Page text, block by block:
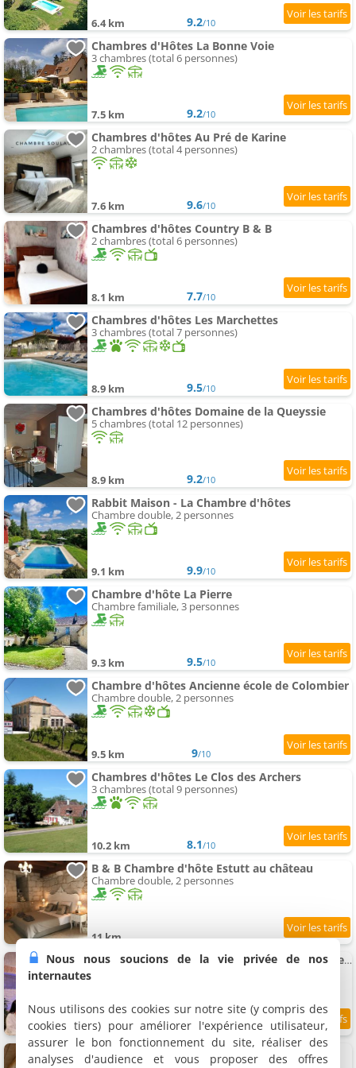
6.4 km 9.2/10
Chambres d'Hôtes La Bonne Voie
3 chambres (total 6 personnes)
7.5 km 9.2/10
Chambres d'hôtes Au Pré de Karine
2 chambres (total 4 personnes)
7.6 km 9.6/10
Chambres d'hôtes Country B & B
2 chambres (total 6 personnes)
8.1 km 7.7/10
Chambres d'hôtes Les Marchettes
3 chambres (total 7 personnes)
8.9 km 9.5/10
Chambres d'hôtes Domaine de la Queyssie
5 chambres (total 12 personnes)
8.9 km 9.2/10
Rabbit Maison - La Chambre d'hôtes
Chambre double, 2 personnes
9.1 km 9.9/10
Chambre d'hôte La Pierre
Chambre familiale, 3 personnes
9.3 km 9.5/10
Chambre d'hôtes Ancienne école de Colombier
Chambre double, 2 personnes
9.5 km 9/10
Chambres d'hôtes Le Clos des Archers
3 chambres (total 9 personnes)
10.2 km 8.1/10
B & B Chambre d'hôte Estutt au château
Chambre double, 2 personnes
11 km
Chambre d'hôtes Suite Privative spa Sauna de la Villa Del Castagnol
11.2 km 8 /10
Chambre d'hôtes Le colibri des prés
Chambre double, 2 personnes
Nous nous soucions de la vie privée de nos
internautes
Nous utilisons des cookies sur notre site (y compris des
cookies tiers) pour améliorer l'expérience utilisateur,
assurer le bon fonctionnement du site, réaliser des
analyses d'audience et vous proposer des offres